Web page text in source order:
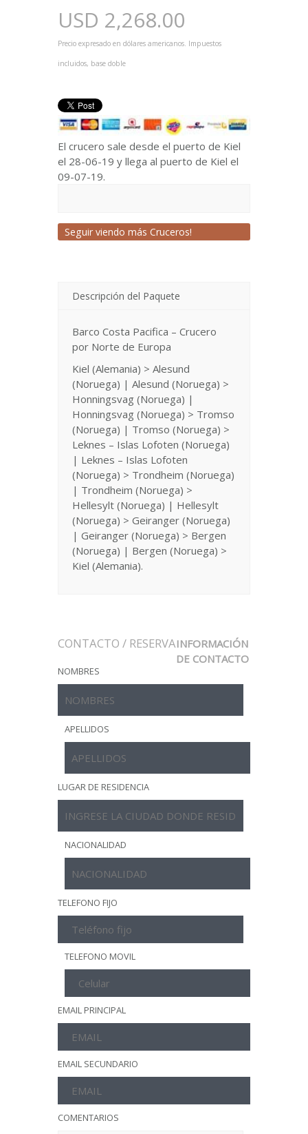
USD 2,268.00
Precio expresado en dólares americanos. Impuestos
incluidos, base doble
El crucero sale desde el puerto de Kiel
el 28-06-19 y llega al puerto de Kiel el
09-07-19.
Seguir viendo más Cruceros!
Descripción del Paquete
Barco Costa Pacifica – Crucero
por Norte de Europa
Kiel (Alemania) > Alesund
(Noruega) | Alesund (Noruega) >
Honningsvag (Noruega) |
Honningsvag (Noruega) > Tromso
(Noruega) | Tromso (Noruega) >
Leknes – Islas Lofoten (Noruega)
| Leknes – Islas Lofoten
(Noruega) > Trondheim (Noruega)
| Trondheim (Noruega) >
Hellesylt (Noruega) | Hellesylt
(Noruega) > Geiranger (Noruega)
| Geiranger (Noruega) > Bergen
(Noruega) | Bergen (Noruega) >
Kiel (Alemania).
CONTACTO / RESERVAINFORMACIÓN
DE CONTACTO
NOMBRES
APELLIDOS
LUGAR DE RESIDENCIA
NACIONALIDAD
TELEFONO FIJO
TELEFONO MOVIL
EMAIL PRINCIPAL
EMAIL SECUNDARIO
COMENTARIOS